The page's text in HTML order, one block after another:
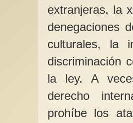
extranjeras, la
denegaciones
culturales, la
discriminación
la ley. A
derecho
prohíbe los